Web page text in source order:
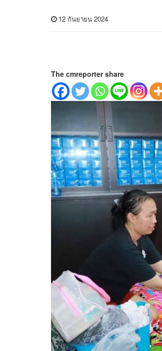
12 กันยายน 2024
The cmreporter share